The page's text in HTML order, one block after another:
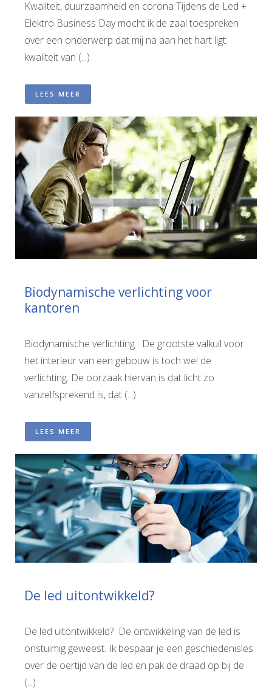
Kwaliteit, duurzaamheid en corona Tijdens de Led +
Elektro Business Day mocht ik de zaal toespreken
over een onderwerp dat mij na aan het hart ligt:
kwaliteit van (...)
LEES MEER
Biodynamische verlichting voor
kantoren
Biodynamische verlichting De grootste valkuil voor
het interieur van een gebouw is toch wel de
verlichting. De oorzaak hiervan is dat licht zo
vanzelfsprekend is, dat (...)
LEES MEER
De led uitontwikkeld?
De led uitontwikkeld? De ontwikkeling van de led is
onstuimig geweest. Ik bespaar je een geschiedenisles
over de oertijd van de led en pak de draad op bij de
(...)